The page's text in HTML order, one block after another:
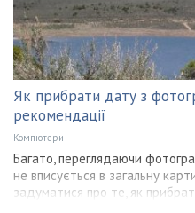
Як прибрати дату з
рекомендації
Компютери
Багато, переглядаючи
не вписується в загальну
задуматися про те, як